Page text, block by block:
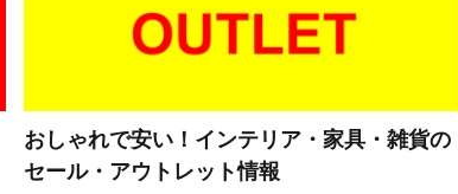
おしゃれで安い！インテリア・家具・雑貨の
セール・アウトレット情報